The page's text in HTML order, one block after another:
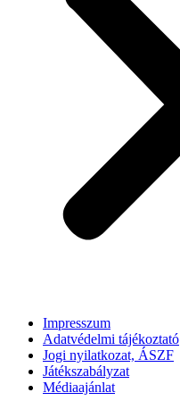
Impresszum
Adatvédelmi tájékoztató
Jogi nyilatkozat, ÁSZF
Játékszabályzat
Médiaajánlat